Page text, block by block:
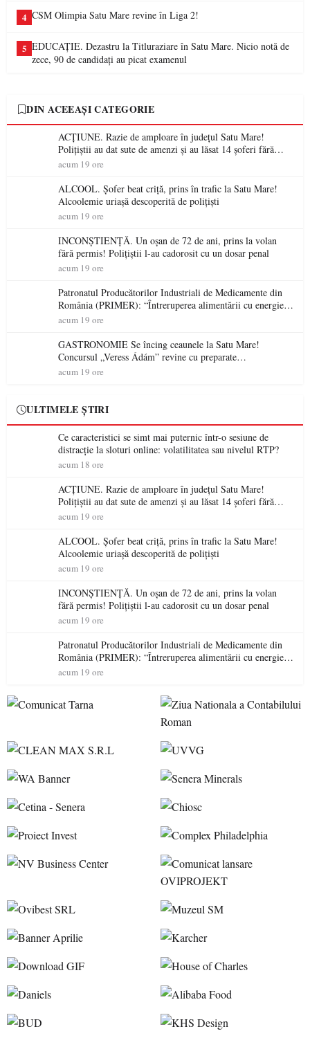
4 CSM Olimpia Satu Mare revine în Liga 2!
5 EDUCAȚIE. Dezastru la Titluraziare în Satu Mare. Nicio notă de
zece, 90 de candidați au picat examenul
DIN ACEEAȘI CATEGORIE
ACȚIUNE. Razie de amploare în județul Satu Mare!
Polițiștii au dat sute de amenzi și au lăsat 14 șoferi fără
permis într-o singură zi
acum 19 ore
ALCOOL. Șofer beat criță, prins în trafic la Satu Mare!
Alcoolemie uriașă descoperită de polițiști
acum 19 ore
INCONȘTIENȚĂ. Un oșan de 72 de ani, prins la volan
fără permis! Polițiștii l-au cadorosit cu un dosar penal
acum 19 ore
Patronatul Producătorilor Industriali de Medicamente din
România (PRIMER): “Întreruperea alimentării cu energie
electrică a fabricilor de medicamente va pune în pericol
acum 19 ore
GASTRONOMIE Se încing ceaunele la Satu Mare!
Concursul „Veress Ádám” revine cu preparate
spectaculoase, premii și un jurat de renume
acum 19 ore
ULTIMELE ȘTIRI
Ce caracteristici se simt mai puternic într-o sesiune de
distracție la sloturi online: volatilitatea sau nivelul RTP?
acum 18 ore
ACȚIUNE. Razie de amploare în județul Satu Mare!
Polițiștii au dat sute de amenzi și au lăsat 14 șoferi fără
permis într-o singură zi
acum 19 ore
ALCOOL. Șofer beat criță, prins în trafic la Satu Mare!
Alcoolemie uriașă descoperită de polițiști
acum 19 ore
INCONȘTIENȚĂ. Un oșan de 72 de ani, prins la volan
fără permis! Polițiștii l-au cadorosit cu un dosar penal
acum 19 ore
Patronatul Producătorilor Industriali de Medicamente din
România (PRIMER): “Întreruperea alimentării cu energie
electrică a fabricilor de medicamente va pune în pericol
acum 19 ore